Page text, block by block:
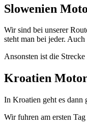
Slowenien
Wir sind bei unserer
steht man bei jeder.
Ansonsten ist die
Kroatien
In Kroatien geht es dann
Wir fuhren am ersten